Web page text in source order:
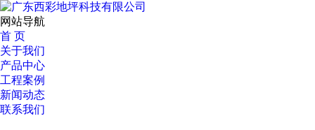
网站导航
首 页
关于我们
产品中心
工程案例
新闻动态
联系我们